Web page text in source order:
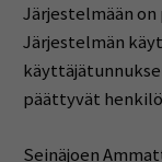
Järjestelmään
Järjestelmän
päättyvät
Seinäjoen